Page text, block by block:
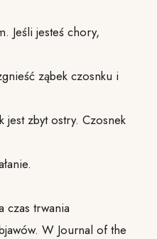
Jeśli jesteś chory,
ząbek czosnku i
zbyt ostry. Czosnek
czas trwania
W Journal of the